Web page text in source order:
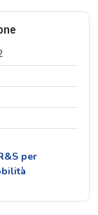
per